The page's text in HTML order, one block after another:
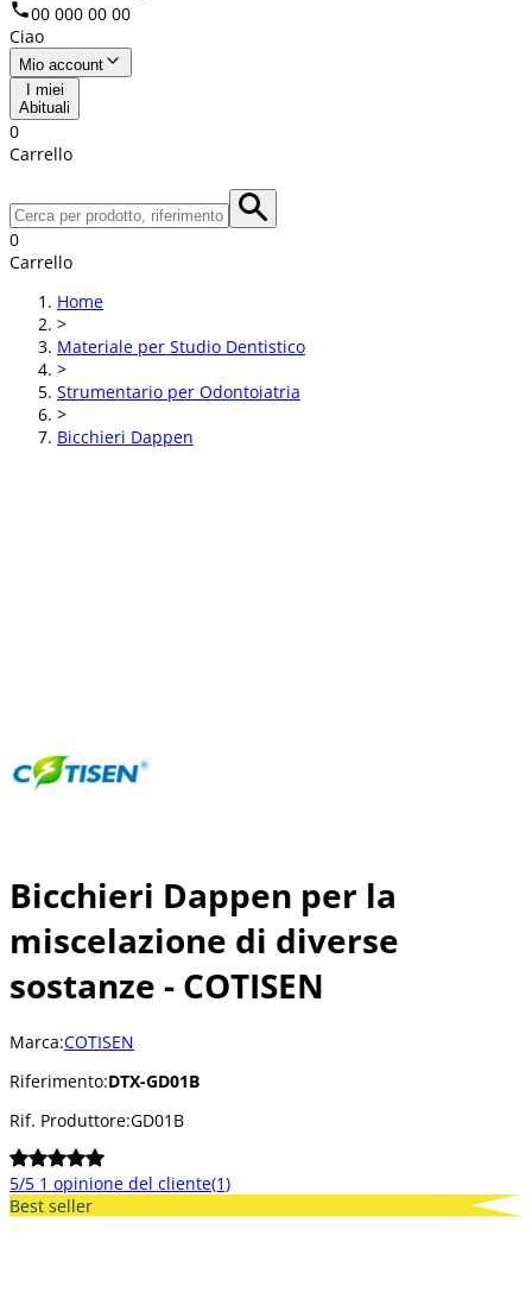
00 000 00 00
Ciao
Mio account
I miei
Abituali
0
Carrello
0
Carrello
Home
>
Materiale per Studio Dentistico
>
Strumentario per Odontoiatria
>
Bicchieri Dappen
Bicchieri Dappen per la
miscelazione di diverse
sostanze - COTISEN
Marca:COTISEN
Riferimento:DTX-GD01B
Rif. Produttore:GD01B
5/5 1 opinione del cliente(1)
Best seller